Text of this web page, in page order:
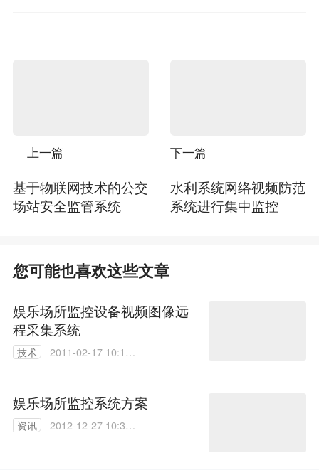
上一篇
基于物联网技术的公交
场站安全监管系统
下一篇
水利系统网络视频防范
系统进行集中监控
您可能也喜欢这些文章
娱乐场所监控设备视频图像远
程采集系统
技术
2011-02-17 10:19:
娱乐场所监控系统方案
资讯
2012-12-27 10:32: